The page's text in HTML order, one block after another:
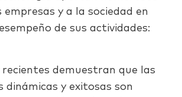
empresas y a la sociedad en
de sus actividades:
demuestran que las
dinámicas y exitosas son